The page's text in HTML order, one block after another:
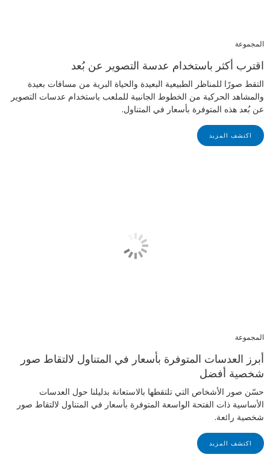
المجموعة
اقترب أكثر باستخدام عدسة التصوير عن بُعد
التقط صورًا للمناظر الطبيعية البعيدة والحياة البرية من مسافات بعيدة
والمشاهد الحركية من الخطوط الجانبية للملعب باستخدام عدسات التصوير
عن بُعد هذه المتوفرة بأسعار في المتناول.
اكتشف المزيد
المجموعة
أبرز العدسات المتوفرة بأسعار في المتناول لالتقاط صور
شخصية أفضل
حسّن صور الأشخاص التي تلتقطها بالاستعانة بدليلنا حول العدسات
الأساسية ذات الفتحة الواسعة المتوفرة بأسعار في المتناول لالتقاط صور
شخصية رائعة.
اكتشف المزيد